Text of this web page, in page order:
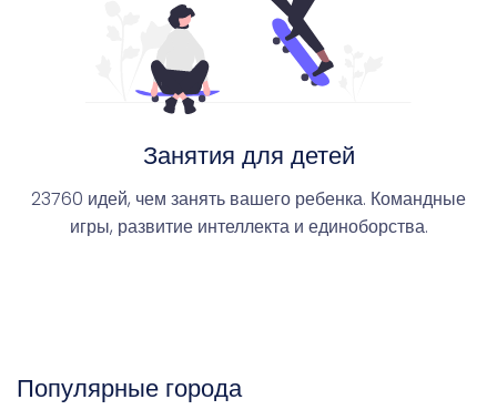
Занятия для детей
23760 идей, чем занять вашего ребенка. Командные
игры, развитие интеллекта и единоборства.
Популярные города